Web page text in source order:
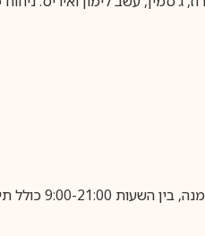
בביצוע הזמנה עד השעה